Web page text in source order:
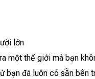
lớn
một thế giới mà bạn
bạn đã luôn có sẵn bên